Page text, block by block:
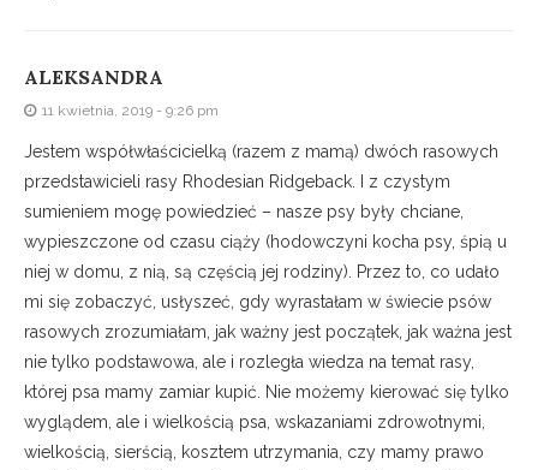
ALEKSANDRA
11 kwietnia, 2019 - 9:26 pm
Jestem współwłaścicielką (razem z mamą) dwóch rasowych
przedstawicieli rasy Rhodesian Ridgeback. I z czystym
sumieniem mogę powiedzieć – nasze psy były chciane,
wypieszczone od czasu ciąży (hodowczyni kocha psy, śpią u
niej w domu, z nią, są częścią jej rodziny). Przez to, co udało
mi się zobaczyć, usłyszeć, gdy wyrastałam w świecie psów
rasowych zrozumiałam, jak ważny jest początek, jak ważna jest
nie tylko podstawowa, ale i rozległa wiedza na temat rasy,
której psa mamy zamiar kupić. Nie możemy kierować się tylko
wyglądem, ale i wielkością psa, wskazaniami zdrowotnymi,
wielkością, sierścią, kosztem utrzymania, czy mamy prawo